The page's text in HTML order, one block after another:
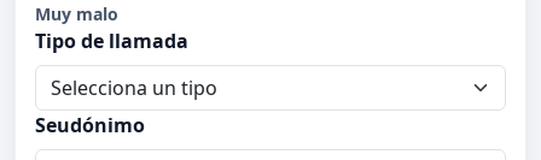
Muy malo
Tipo de llamada
Seudónimo